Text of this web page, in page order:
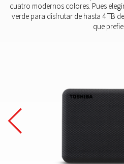
cuatro modernos colores. Pues
verde para disfrutar de hasta 4 TB
que